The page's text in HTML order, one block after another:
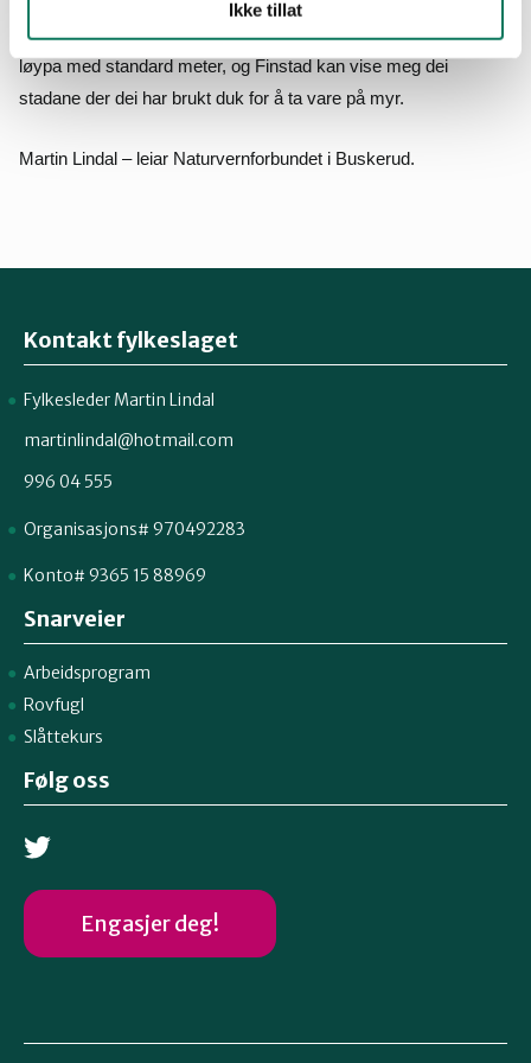
Ikke tillat
Me håpar at kommunen inviterer til ei befaring, så kan me måle
løypa med standard meter, og Finstad kan vise meg dei
stadane der dei har brukt duk for å ta vare på myr.
Martin Lindal – leiar Naturvernforbundet i Buskerud.
Kontakt fylkeslaget
Fylkesleder Martin Lindal
martinlindal@hotmail.com
996 04 555
Organisasjons# 970492283
Konto# 9365 15 88969
Snarveier
Arbeidsprogram
Rovfugl
Slåttekurs
Følg oss
Engasjer deg!